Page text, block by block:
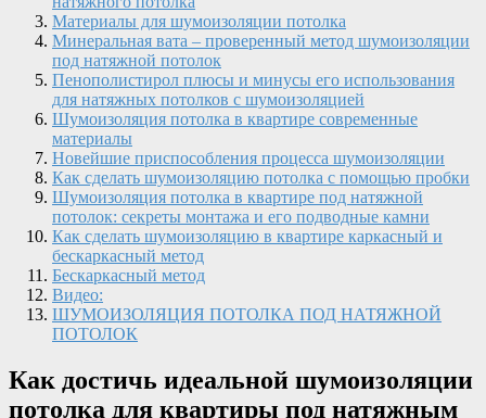
Материалы для шумоизоляции потолка
Минеральная вата – проверенный метод шумоизоляции
под натяжной потолок
Пенополистирол плюсы и минусы его использования
для натяжных потолков с шумоизоляцией
Шумоизоляция потолка в квартире современные
материалы
Новейшие приспособления процесса шумоизоляции
Как сделать шумоизоляцию потолка с помощью пробки
Шумоизоляция потолка в квартире под натяжной
потолок: секреты монтажа и его подводные камни
Как сделать шумоизоляцию в квартире каркасный и
бескаркасный метод
Бескаркасный метод
Видео:
ШУМОИЗОЛЯЦИЯ ПОТОЛКА ПОД НАТЯЖНОЙ
ПОТОЛОК
Как достичь идеальной шумоизоляции
потолка для квартиры под натяжным